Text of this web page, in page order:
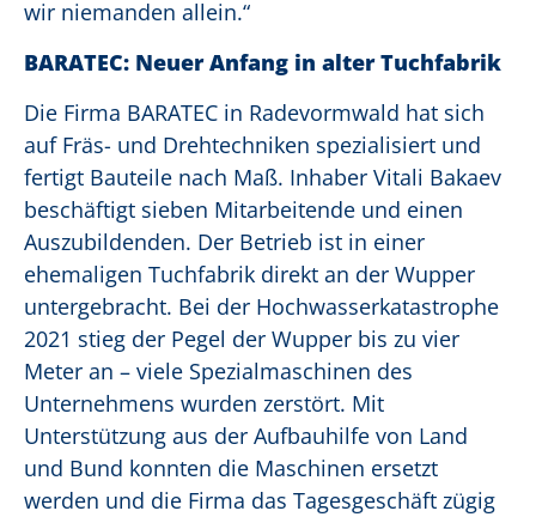
wir niemanden allein.“
BARATEC: Neuer Anfang in alter Tuchfabrik
Die Firma BARATEC in Radevormwald hat sich
auf Fräs- und Drehtechniken spezialisiert und
fertigt Bauteile nach Maß. Inhaber Vitali Bakaev
beschäftigt sieben Mitarbeitende und einen
Auszubildenden. Der Betrieb ist in einer
ehemaligen Tuchfabrik direkt an der Wupper
untergebracht. Bei der Hochwasserkatastrophe
2021 stieg der Pegel der Wupper bis zu vier
Meter an – viele Spezialmaschinen des
Unternehmens wurden zerstört. Mit
Unterstützung aus der Aufbauhilfe von Land
und Bund konnten die Maschinen ersetzt
werden und die Firma das Tagesgeschäft zügig